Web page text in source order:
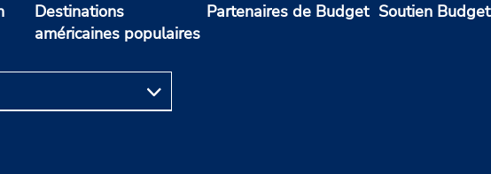
Destinations
américaines populaires
Partenaires de Budget Soutien Budget